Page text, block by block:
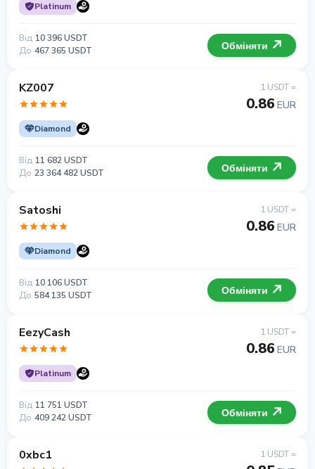
Platinum
Від 10 396 USDT
До 467 365 USDT Обміняти
KZ007
Diamond
1 USDT =
0.86 EUR
Від 11 682 USDT
До 23 364 482 USDT Обміняти
Satoshi
Diamond
1 USDT =
0.86 EUR
Від 10 106 USDT
До 584 135 USDT Обміняти
EezyCash
Platinum
1 USDT =
0.86 EUR
Від 11 751 USDT
До 409 242 USDT Обміняти
0xbc1 1 USDT =